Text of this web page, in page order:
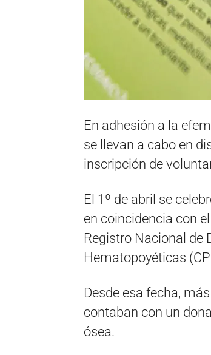
En adhesión a la
se llevan a cabo en
inscripción de
El 1º de abril se
en coincidencia con
Registro Nacional de
Hematopoyéticas
Desde esa fecha,
contaban con un
ósea.